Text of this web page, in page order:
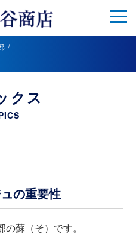
クス
の重要性
蘇（そ）です。